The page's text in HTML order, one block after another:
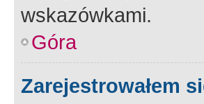
wskazówkami.
Góra
Zarejestrowałem